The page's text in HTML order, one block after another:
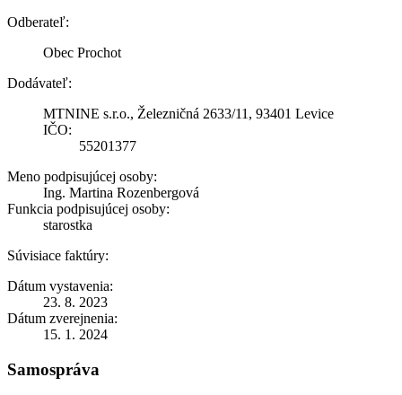
Odberateľ:
Obec Prochot
Dodávateľ:
MTNINE s.r.o., Železničná 2633/11, 93401 Levice
IČO:
55201377
Meno podpisujúcej osoby:
Ing. Martina Rozenbergová
Funkcia podpisujúcej osoby:
starostka
Súvisiace faktúry:
Dátum vystavenia:
23. 8. 2023
Dátum zverejnenia:
15. 1. 2024
Samospráva